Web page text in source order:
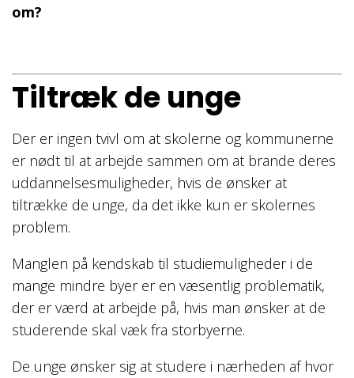
om?
Tiltræk de unge
Der er ingen tvivl om at skolerne og kommunerne
er nødt til at arbejde sammen om at brande deres
uddannelsesmuligheder, hvis de ønsker at
tiltrække de unge, da det ikke kun er skolernes
problem.
Manglen på kendskab til studiemuligheder i de
mange mindre byer er en væsentlig problematik,
der er værd at arbejde på, hvis man ønsker at de
studerende skal væk fra storbyerne.
De unge ønsker sig at studere i nærheden af hvor